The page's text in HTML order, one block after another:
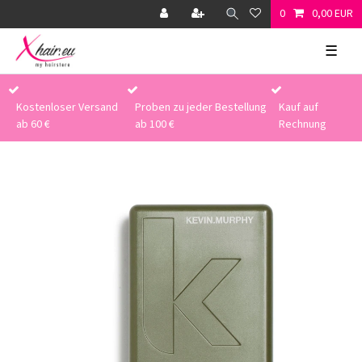
0 0,00 EUR
☰
Kostenloser Versand
ab 60 €
Proben zu jeder Bestellung
ab 100 €
Kauf auf
Rechnung